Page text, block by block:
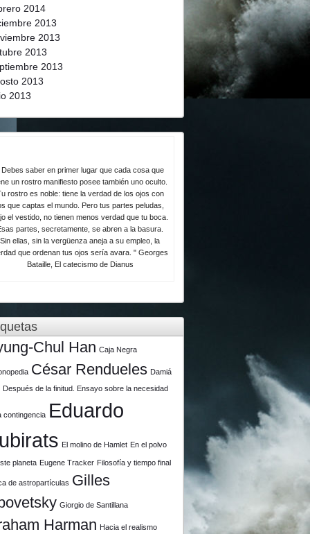
2014
2013
2013
2013
2013
2013
2013
Debes saber en primer lugar que cada cosa que
un rostro manifiesto posee también uno oculto.
rostro es noble: tiene la verdad de los ojos con
que captas el mundo. Pero tus partes peludas,
el vestido, no tienen menos verdad que tu boca.
partes, secretamente, se abren a la basura.
Sin ellas, sin la vergüenza aneja a su empleo, la
que ordenan tus ojos sería avara. " Georges
Bataille, El catecismo de Dianus
Chul Han Caja Negra
César Rendueles Damiá
Después de la finitud. Ensayo sobre la necesidad
contingencia Eduardo
El molino de Hamlet En el polvo
planeta Eugene Tracker Filosofía y tiempo final
de astropartículas Gilles
Giorgio de Santillana
Harman Hacia el realismo